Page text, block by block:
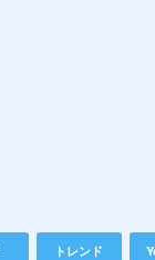
トレンド